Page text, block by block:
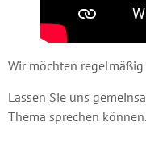
Wir möchten
Lassen Sie uns
Thema sprechen können.